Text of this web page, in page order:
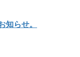
知らせ。